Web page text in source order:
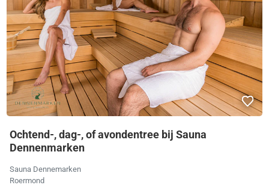
Ochtend-, dag-, of avondentree bij Sauna
Dennenmarken
Sauna Dennemarken
Roermond